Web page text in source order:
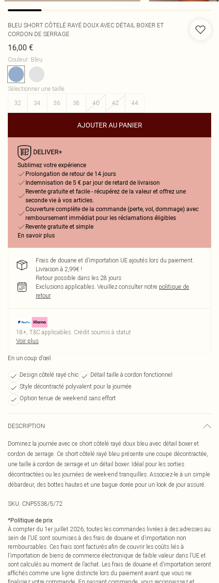
BLEU SHORT CÔTELÉ RAYÉ DOUX AVEC DÉTAIL BOXER ET
CORDON DE SERRAGE
16,00 €
Couleur: Bleu
Sélectionner une taille:
32
34 36 38 40 42 44
AJOUTER AU PANIER
Sublimez votre expérience
Prolongation de retour de 14 jours
Indemnisation de 5 € par jour de retard de livraison
Revente gratuite et facile - récupérez de la valeur et offrez une
seconde vie à vos articles.
Couverture complète de la commande (perte, vol, dommage) avec
remboursement immédiat pour les réclamations éligibles
Revente gratuite et simple
En savoir plus
Frais de douane et d’importation UE ajoutés lors du paiement.
Livraison à 2,99€ !
Retour possible dans les 28 jours
Exclusions applicables. Veuillez consulter notre politique de
retour
18+, T&C applicables. Crédit soumis à statut
Voir plus
En un coup d’œil
Design côtelé rayé chic
Détail taille à cordon fonctionnel
Style décontracté polyvalent pour la journée
Option tenue de week-end sans effort
DESCRIPTION
Dominez la journée avec ce short côtelé rayé doux bleu avec détail boxer et
cordon de serrage. Ce short côtelé rayé bleu présente une coupe décontractée,
une taille à cordon de serrage et un détail boxer. Idéal pour les sorties
décontractées ou les journées de week-end tranquilles. Associez-le à un simple
débardeur, des bottes hautes et une bague dorée pour un look de jour assuré.
SKU: CNP5538/5/72
*Politique de prix
À compter du 1er juillet 2026, toutes les commandes livrées à des adresses au
sein de l’UE sont soumises à des frais de douane et d’importation non
remboursables. Ces frais sont facturés afin de couvrir les coûts liés à
l’importation de biens de commerce électronique de faible valeur dans l’UE et
sont calculés au moment de l’achat. Les frais de douane et d’importation seront
affichés comme une ligne distincte lors du paiement avant que vous ne